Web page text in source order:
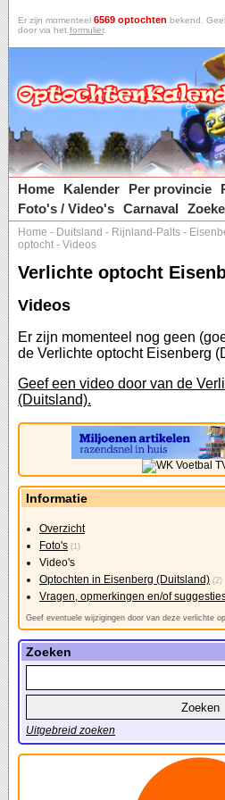
Er zijn momenteel 6569 optochten bekend.
door via het formulier.
Home
Kalender Per provincie
Foto's / Video's Carnaval
Home - Duitsland - Rijnland-Palts -
optocht - Videos
Verlichte optocht
Videos
Er zijn momenteel nog geen
de Verlichte optocht Eisenberg
Geef een video door van de
(Duitsland).
Informatie
Overzicht
Foto's (1)
Video's
Optochten in Eisenberg (Duitsland) (2)
Vragen, opmerkingen en/of
Geef eventuele wijzigingen door van deze verlichte
Zoeken
Uitgebreid zoeken